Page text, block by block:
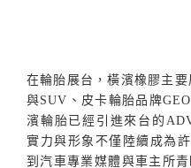
在輪胎展台，橫濱橡膠主
與SUV 、皮卡輪胎品牌
濱輪胎已經引進來台的
實力與形象不僅陸續成為
到汽車專業媒體與車主所